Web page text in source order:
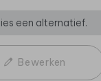
een alternatief.
Bewerken